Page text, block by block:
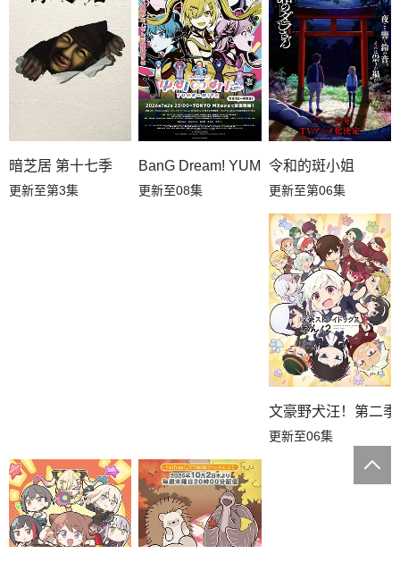
暗芝居 第十七季
更新至第3集
BanG Dream! YUME∞MITA
更新至08集
令和的斑小姐
更新至第06集
文豪野犬汪！第二季
更新至06集